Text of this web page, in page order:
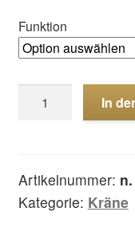
Funktion
Menge
In
Artikelnummer:
Kategorie: Kräne